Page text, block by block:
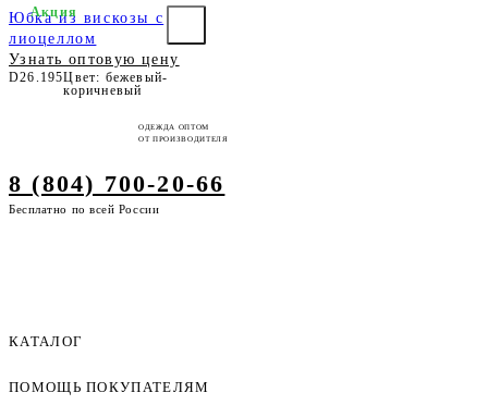
Юбка из вискозы с
лиоцеллом
Узнать оптовую цену
D26.195Цвет: бежевый-
коричневый
Акция
ОДЕЖДА ОПТОМ
ОТ ПРОИЗВОДИТЕЛЯ
8 (804) 700-20-66
Бесплатно по всей России
КАТАЛОГ
Женская одежда оптом
ПОМОЩЬ ПОКУПАТЕЛЯМ